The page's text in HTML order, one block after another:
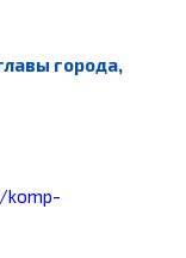
города,